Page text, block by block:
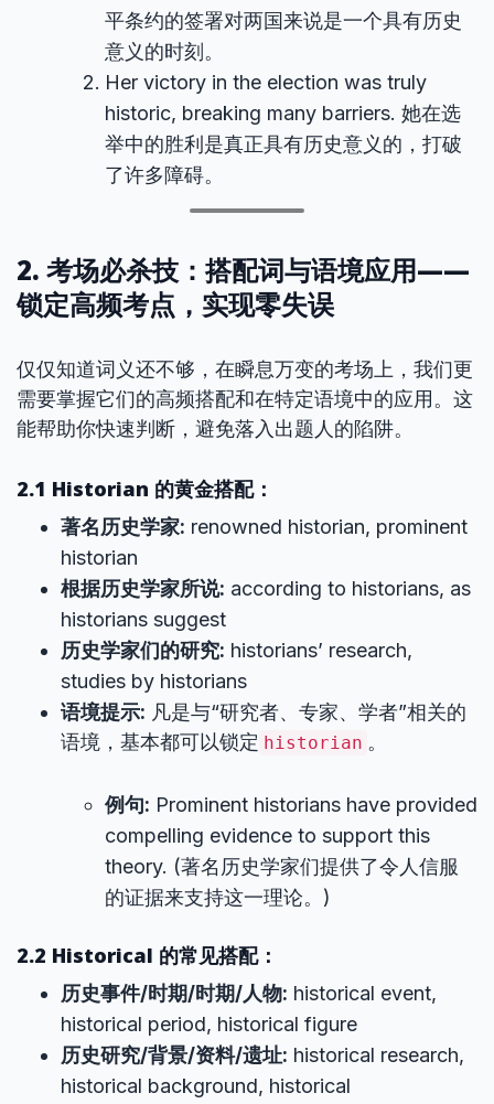
平条约的签署对两国来说是一个具有历史
意义的时刻。
Her victory in the election was truly
historic, breaking many barriers. 她在选
举中的胜利是真正具有历史意义的，打破
了许多障碍。
2. 考场必杀技：搭配词与语境应用——
锁定高频考点，实现零失误
仅仅知道词义还不够，在瞬息万变的考场上，我们更
需要掌握它们的高频搭配和在特定语境中的应用。这
能帮助你快速判断，避免落入出题人的陷阱。
2.1 Historian 的黄金搭配：
著名历史学家: renowned historian, prominent
historian
根据历史学家所说: according to historians, as
historians suggest
历史学家们的研究: historians’ research,
studies by historians
语境提示: 凡是与“研究者、专家、学者”相关的
语境，基本都可以锁定 historian 。
例句: Prominent historians have provided
compelling evidence to support this
theory. (著名历史学家们提供了令人信服
的证据来支持这一理论。)
2.2 Historical 的常见搭配：
历史事件/时期/时期/人物: historical event,
historical period, historical figure
历史研究/背景/资料/遗址: historical research,
historical background, historical